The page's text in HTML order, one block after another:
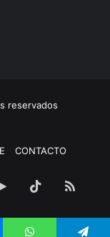
reservados
CONTACTO
Google
Play
TikTokRSS